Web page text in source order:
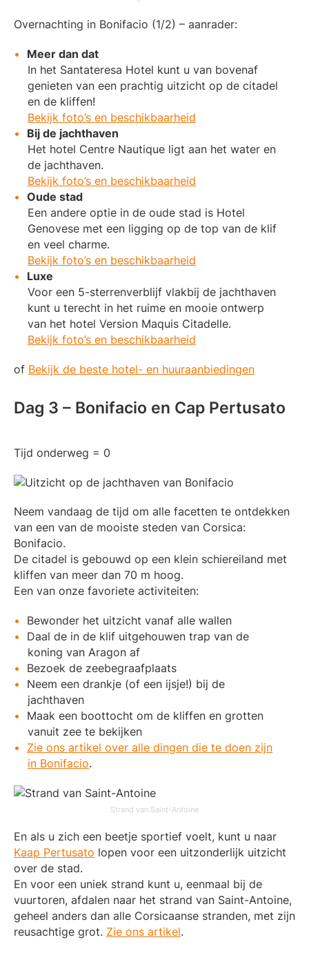
Overnachting in Bonifacio (1/2) – aanrader:
Meer dan dat
In het Santateresa Hotel kunt u van bovenaf
genieten van een prachtig uitzicht op de citadel
en de kliffen!
Bekijk foto’s en beschikbaarheid
Bij de jachthaven
Het hotel Centre Nautique ligt aan het water en
de jachthaven.
Bekijk foto’s en beschikbaarheid
Oude stad
Een andere optie in de oude stad is Hotel
Genovese met een ligging op de top van de klif
en veel charme.
Bekijk foto’s en beschikbaarheid
Luxe
Voor een 5-sterrenverblijf vlakbij de jachthaven
kunt u terecht in het ruime en mooie ontwerp
van het hotel Version Maquis Citadelle.
Bekijk foto’s en beschikbaarheid
of Bekijk de beste hotel- en huuraanbiedingen
Dag 3 – Bonifacio en Cap Pertusato
Tijd onderweg = 0
Neem vandaag de tijd om alle facetten te ontdekken
van een van de mooiste steden van Corsica:
Bonifacio.
De citadel is gebouwd op een klein schiereiland met
kliffen van meer dan 70 m hoog.
Een van onze favoriete activiteiten:
Bewonder het uitzicht vanaf alle wallen
Daal de in de klif uitgehouwen trap van de
koning van Aragon af
Bezoek de zeebegraafplaats
Neem een drankje (of een ijsje!) bij de
jachthaven
Maak een boottocht om de kliffen en grotten
vanuit zee te bekijken
Zie ons artikel over alle dingen die te doen zijn
in Bonifacio.
Strand van Saint-Antoine
En als u zich een beetje sportief voelt, kunt u naar
Kaap Pertusato lopen voor een uitzonderlijk uitzicht
over de stad.
En voor een uniek strand kunt u, eenmaal bij de
vuurtoren, afdalen naar het strand van Saint-Antoine,
geheel anders dan alle Corsicaanse stranden, met zijn
reusachtige grot. Zie ons artikel.